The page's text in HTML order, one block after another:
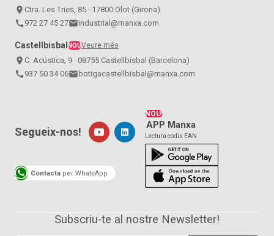
place Ctra. Les Tries, 85 · 17800 Olot (Girona)
call 972 27 45 27emailindustrial@manxa.com
CastellbisbalNOUVeure més
place C. Acústica, 9 · 08755 Castellbisbal (Barcelona)
call 937 50 34 06emailbotigacastellbisbal@manxa.com
NOU!
APP Manxa
Lectura codis EAN
Segueix-nos!
Contacta per WhatsApp
Subscriu-te al nostre Newsletter!